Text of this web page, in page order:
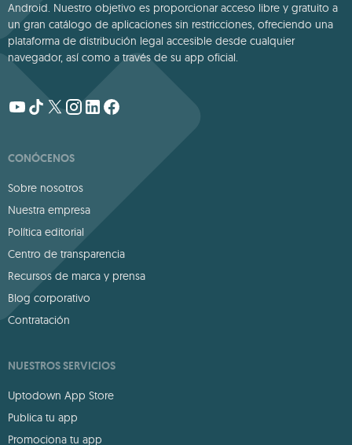
Android. Nuestro objetivo es proporcionar acceso libre y gratuito a
un gran catálogo de aplicaciones sin restricciones, ofreciendo una
plataforma de distribución legal accesible desde cualquier
navegador, así como a través de su app oficial.
CONÓCENOS
Sobre nosotros
Nuestra empresa
Política editorial
Centro de transparencia
Recursos de marca y prensa
Blog corporativo
Contratación
NUESTROS SERVICIOS
Uptodown App Store
Publica tu app
Promociona tu app